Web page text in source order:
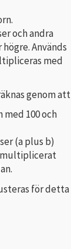
och andra
Används
med
genom att
100 och
(a plus b)
multiplicerat
för detta